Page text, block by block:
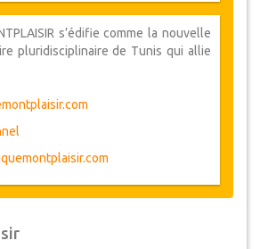
s’édifie comme la nouvelle
pluridisciplinaire de Tunis qui allie
et compétence. Nous voulons
pour une structure qui peut recevoir
d’un service économique,
On est implantée au cœur de la